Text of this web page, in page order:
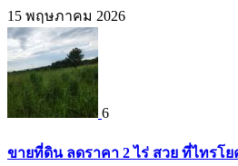
15 พฤษภาคม 2026
6
ขายที่ดิน ลดราคา 2 ไร่ สวย ที่ไทรโ